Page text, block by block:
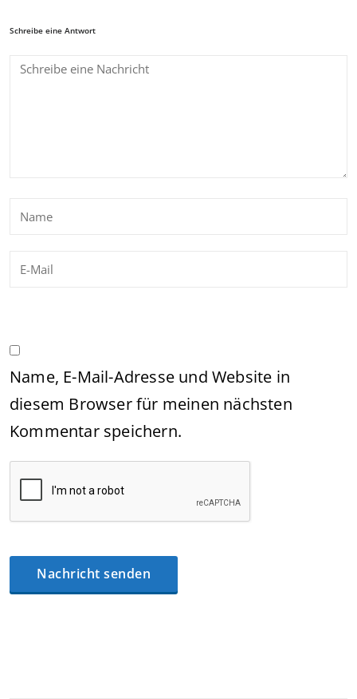
Schreibe eine Antwort
Name, E-Mail-Adresse und Website in
diesem Browser für meinen nächsten
Kommentar speichern.